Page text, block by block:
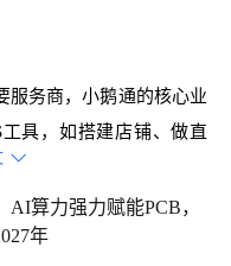
服务商，小鹅通的核心业
具，如搭建店铺、做直
等。
电商行业向互动营销演

AI算力强力赋能PCB，
年